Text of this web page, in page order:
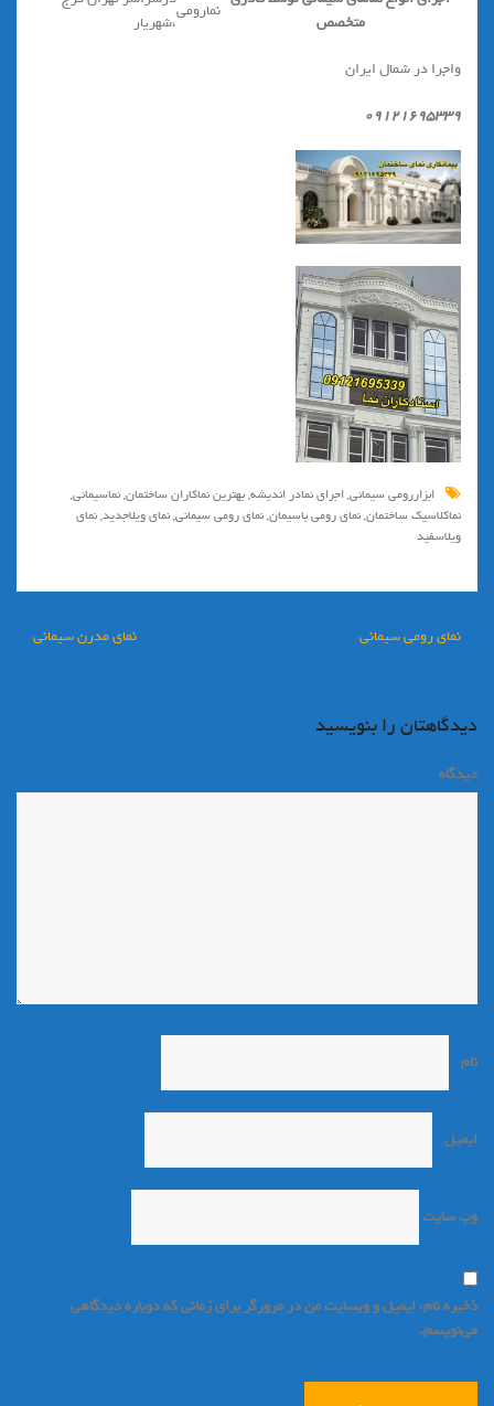
متخصص
نمارومی
،شهریار
واجرا در شمال ایران
۰۹۱۲۱۶۹۵۳۳۹
ابزاررومی سیمانی,اجرای نمادر اندیشه,بهترین نماکاران ساختمان,نماسیمانی,
نماکلاسیک ساختمان,نمای رومی باسیمان,نمای رومی سیمانی,نمای ویلاجدید,نمای
ویلاسفید
راهبری نمای مدرن سیمانی نمای رومی سیمانی
دیدگاهتان را بنویسید
دیدگاه
نام
ایمیل
وب‌ سایت
ذخیره نام، ایمیل و وبسایت من در مرورگر برای زمانی که دوباره دیدگاهی
می‌نویسم.